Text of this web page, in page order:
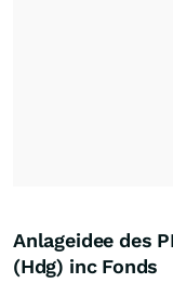
Anlageidee des
(Hdg) inc Fonds